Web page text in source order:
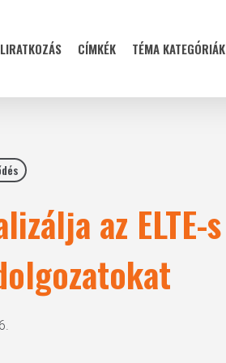
CÍMKÉK TÉMA KATEGÓRIÁK
az ELTE-s